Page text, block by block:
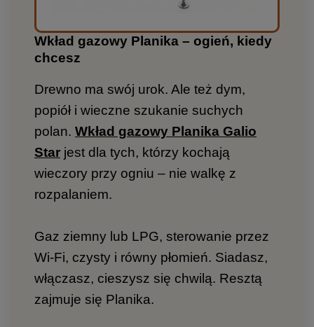
Wkład gazowy Planika – ogień, kiedy
chcesz
Drewno ma swój urok. Ale też dym,
popiół i wieczne szukanie suchych
polan. Wkład gazowy Planika Galio
Star jest dla tych, którzy kochają
wieczory przy ogniu – nie walkę z
rozpalaniem.
Gaz ziemny lub LPG, sterowanie przez
Wi-Fi, czysty i równy płomień. Siadasz,
włączasz, cieszysz się chwilą. Resztą
zajmuje się Planika.